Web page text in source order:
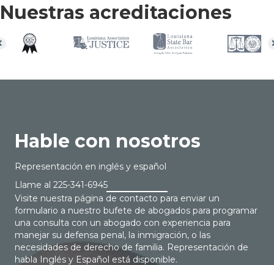
Nuestras acreditaciones
Hable con nosotros
Representación en inglés y español
Llame al 225-341-6945
Visite nuestra página de contacto para enviar un
formulario a nuestro bufete de abogados para programar
una consulta con un abogado con experiencia para
manejar su defensa penal, la inmigración, o las
necesidades de derecho de familia. Representación de
habla Inglés y Español está disponible.